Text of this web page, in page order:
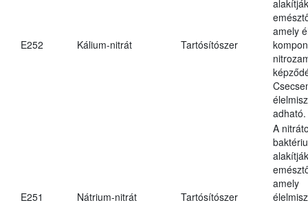
E252 Kálium-nitrát Tartósítószer
amely
adható.
E251 Nátrium-nitrát Tartósítószer
A
amely